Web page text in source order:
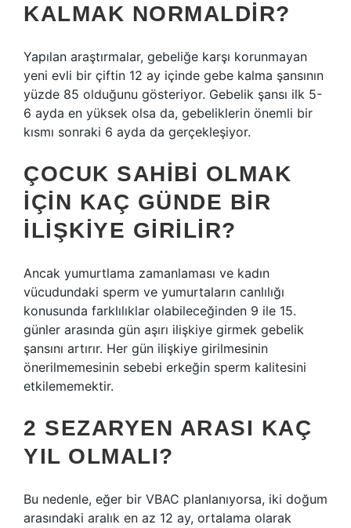
KALMAK NORMALDIR?
Yapılan araştırmalar, gebeliğe karşı korunmayan
yeni evli bir çiftin 12 ay içinde gebe kalma şansının
yüzde 85 olduğunu gösteriyor. Gebelik şansı ilk 5-
6 ayda en yüksek olsa da, gebeliklerin önemli bir
kısmı sonraki 6 ayda da gerçekleşiyor.
ÇOCUK SAHIBI OLMAK
IÇIN KAÇ GÜNDE BIR
ILIŞKIYE GIRILIR?
Ancak yumurtlama zamanlaması ve kadın
vücudundaki sperm ve yumurtaların canlılığı
konusunda farklılıklar olabileceğinden 9 ile 15.
günler arasında gün aşırı ilişkiye girmek gebelik
şansını artırır. Her gün ilişkiye girilmesinin
önerilmemesinin sebebi erkeğin sperm kalitesini
etkilememektir.
2 SEZARYEN ARASI KAÇ
YIL OLMALI?
Bu nedenle, eğer bir VBAC planlanıyorsa, iki doğum
arasındaki aralık en az 12 ay, ortalama olarak